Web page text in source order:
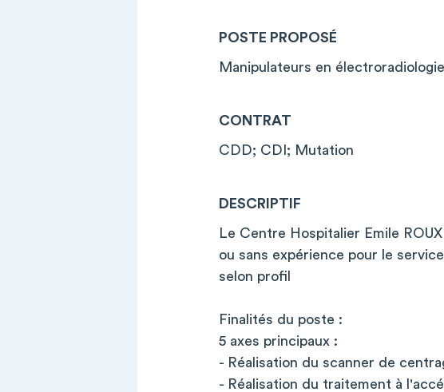
POSTE PROPOSÉ
Manipulateurs en
CONTRAT
CDD; CDI; Mutation
DESCRIPTIF
Le Centre Hospitalier Emile
ou sans expérience pour le
selon profil
Finalités du poste :
5 axes principaux :
- Réalisation du scanner de
- Réalisation du traitement à